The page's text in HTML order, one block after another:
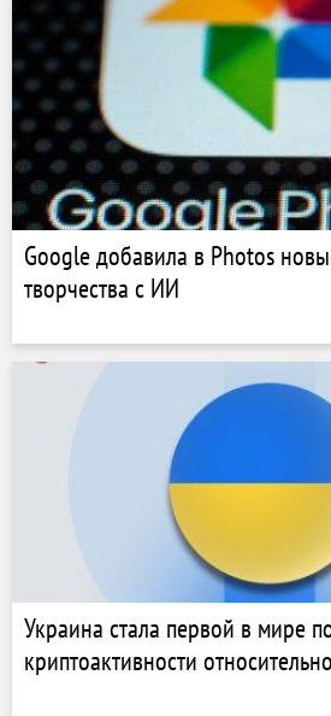
Google добавила в Photos
творчества с ИИ
Украина стала первой в мире
криптоактивности